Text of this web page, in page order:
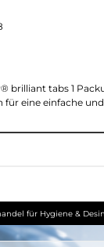
brilliant tabs 1
für eine einfache
für Hygiene &